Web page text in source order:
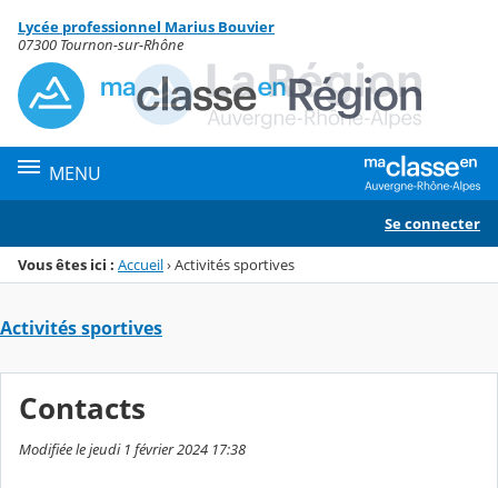
Menu de la rubrique
Contenu
Lycée professionnel Marius Bouvier
07300 Tournon-sur-Rhône
MENU
Se connecter
Vous êtes ici : Accueil›Activités sportives
Activités sportives
Contacts
Modifiée le jeudi 1 février 2024 17:38